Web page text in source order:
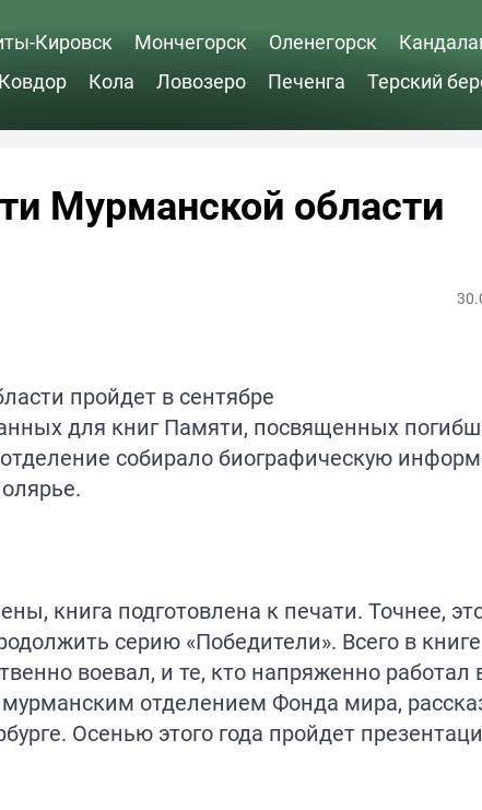
Кировск Мончегорск Оленегорск
Ковдор Кола Ловозеро Печенга Терский
Мурманской области
для книг Памяти, посвященных
собирало биографическую
книга подготовлена к печати. Точнее,
серию «Победители». Всего в
воевал, и те, кто напряженно работал
отделением Фонда мира,
Осенью этого года пройдет